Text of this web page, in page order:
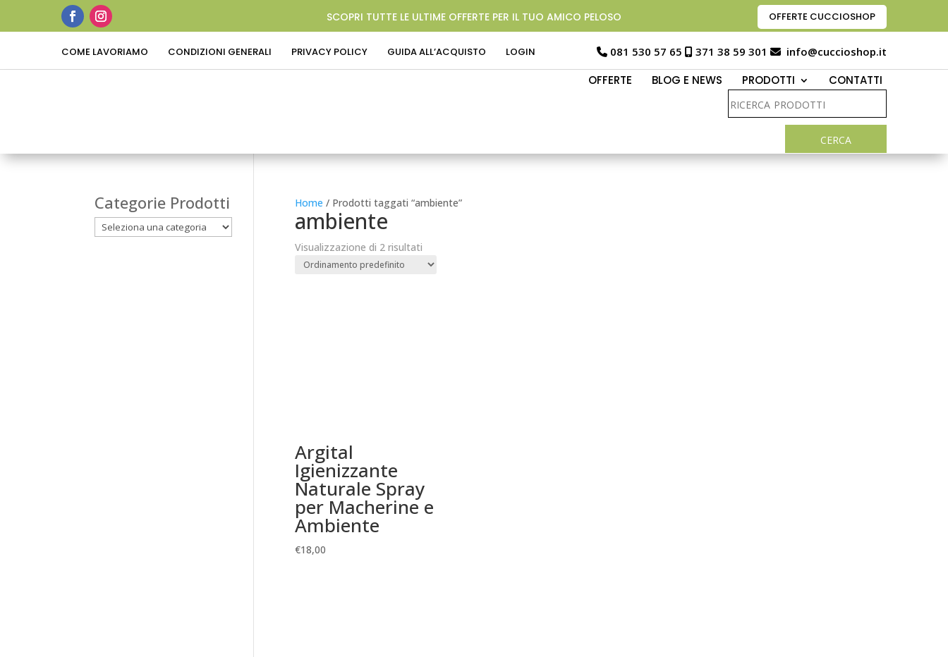
SCOPRI TUTTE LE ULTIME OFFERTE PER IL TUO AMICO PELOSO OFFERTE CUCCIOSHOP
COME LAVORIAMO CONDIZIONI GENERALI PRIVACY POLICY GUIDA ALL’ACQUISTO LOGIN 081 530 57 65 371 38 59 301 info@cuccioshop.it
OFFERTE BLOG E NEWS PRODOTTI CONTATTI
Home / Prodotti taggati “ambiente”
ambiente
Visualizzazione di 2 risultati
Argital
Igienizzante
Naturale Spray
per Macherine e
Ambiente
€18,00
Categorie Prodotti